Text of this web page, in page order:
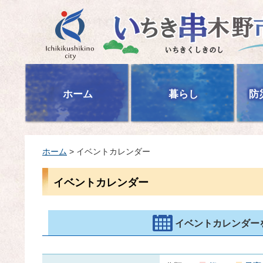
いちき串木野市
ホーム 暮らし 防
ホーム > イベントカレンダー
イベントカレンダー
イベントカレンダー